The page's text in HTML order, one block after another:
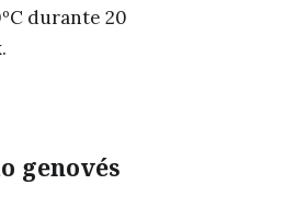
durante 20
genovés